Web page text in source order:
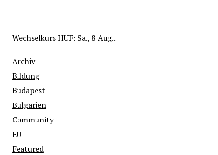
WechselkursHUF: Sa., 8 Aug..
Archiv
Bildung
Budapest
Bulgarien
Community
EU
Featured